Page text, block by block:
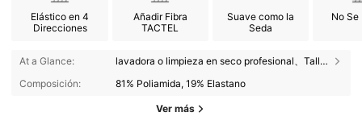
Elástico en 4
Direcciones
Añadir Fibra
TACTEL
Suave como la
Seda
No
At a Glance:
lavadora o limpieza en seco profesional、Talle alto、Corto、Elástico Alto、Yoga y Estudio
Composición:
81% Poliamida, 19% Elastano
Ver más
2.2M Seguidores